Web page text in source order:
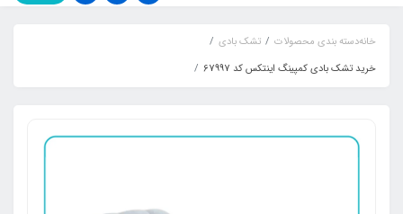
خانهدسته بندی محصولات
تشک بادی
خرید تشک بادی کمپینگ اینتکس کد 67997